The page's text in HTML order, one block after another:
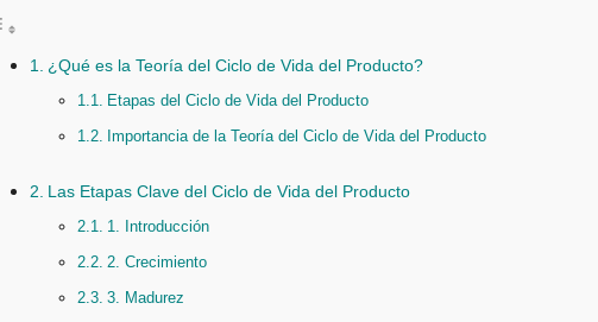
¿Qué es la Teoría del Ciclo de Vida del Producto?
Etapas del Ciclo de Vida del Producto
Importancia de la Teoría del Ciclo de Vida del Producto
Las Etapas Clave del Ciclo de Vida del Producto
1. Introducción
2. Crecimiento
3. Madurez